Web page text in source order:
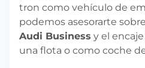
tron como vehículo de
podemos asesorarte
Audi Business y el
una flota o como coche